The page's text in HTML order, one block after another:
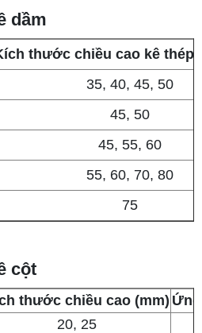
dầm
thước chiều cao kê thép
35, 40, 45, 50
45, 50
45, 55, 60
55, 60, 70, 80
75
cột
thước chiều cao (mm)
20, 25